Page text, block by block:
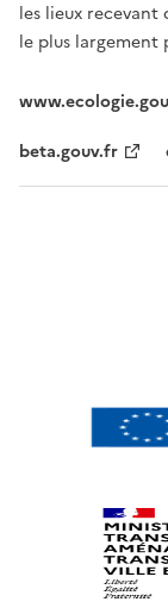
les lieux
le plus largement
beta.gouv.fr